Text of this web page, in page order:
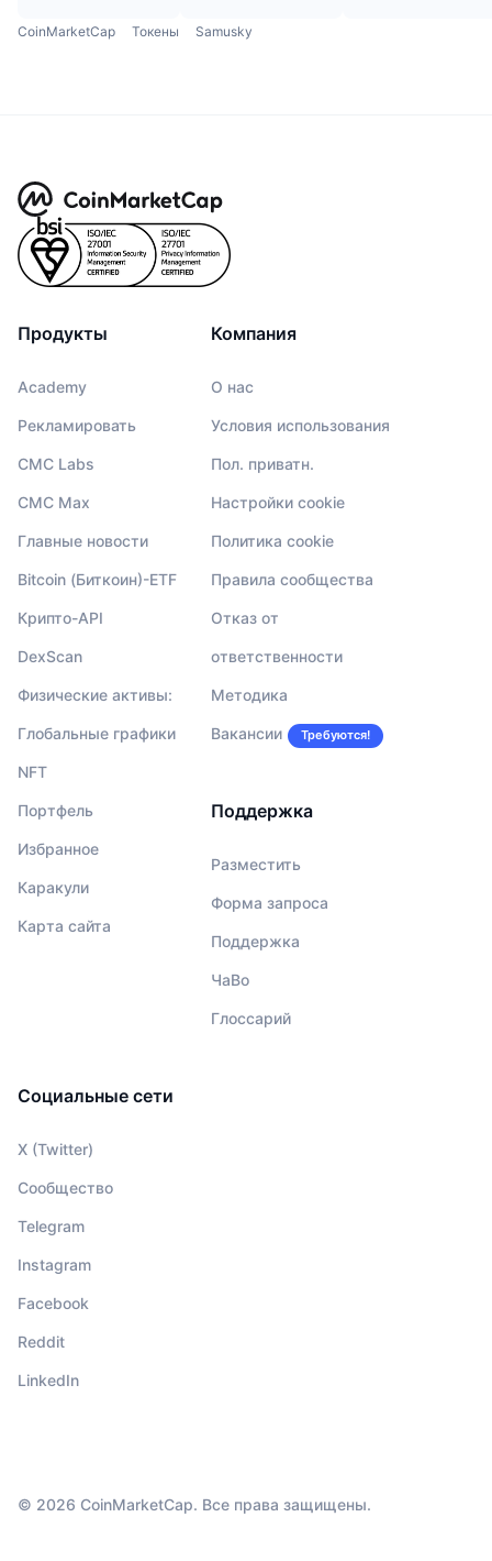
CoinMarketCap Токены Samusky
Продукты
Academy
Рекламировать
CMC Labs
CMC Max
Главные новости
Bitcoin (Биткоин)-ETF
Крипто-API
DexScan
Физические активы:
Глобальные графики
NFT
Портфель
Избранное
Каракули
Карта сайта
Компания
О нас
Условия использования
Пол. приватн.
Настройки cookie
Политика cookie
Правила сообщества
Отказ от
ответственности
Методика
Вакансии Требуются!
Поддержка
Разместить
Форма запроса
Поддержка
ЧаВо
Глоссарий
Социальные сети
X (Twitter)
Сообщество
Telegram
Instagram
Facebook
Reddit
LinkedIn
© 2026 CoinMarketCap. Все права защищены.